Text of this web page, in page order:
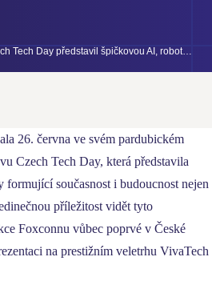
Foxconn Czech Tech Day představil špičkovou AI, robotiku i elektromobilitu
26. června ve svém pardubickém
Czech Tech Day, která představila
současnost i budoucnost nejen
příležitost vidět tyto
Foxconnu vůbec poprvé v České
na prestižním veletrhu VivaTech